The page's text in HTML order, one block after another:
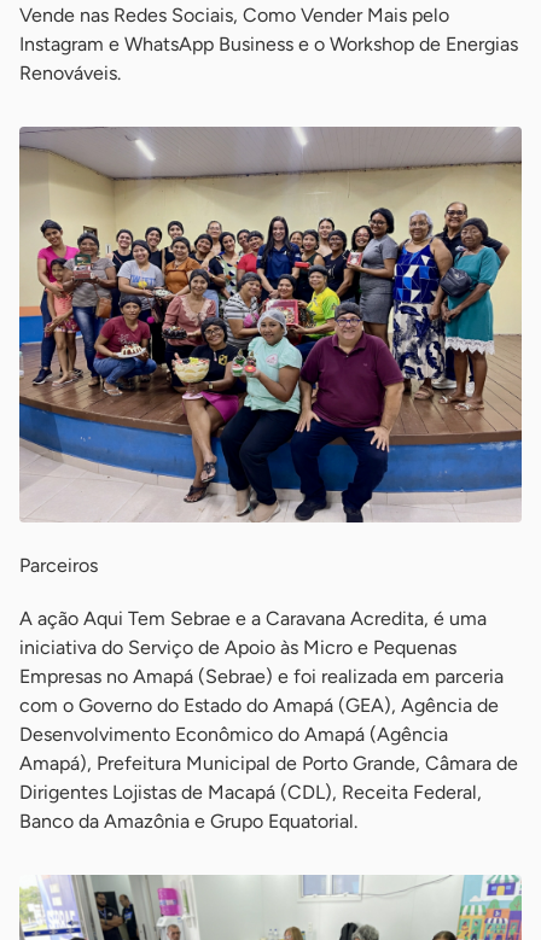
Vende nas Redes Sociais, Como Vender Mais pelo
Instagram e WhatsApp Business e o Workshop de Energias
Renováveis.
Parceiros
A ação Aqui Tem Sebrae e a Caravana Acredita, é uma
iniciativa do Serviço de Apoio às Micro e Pequenas
Empresas no Amapá (Sebrae) e foi realizada em parceria
com o Governo do Estado do Amapá (GEA), Agência de
Desenvolvimento Econômico do Amapá (Agência
Amapá), Prefeitura Municipal de Porto Grande, Câmara de
Dirigentes Lojistas de Macapá (CDL), Receita Federal,
Banco da Amazônia e Grupo Equatorial.